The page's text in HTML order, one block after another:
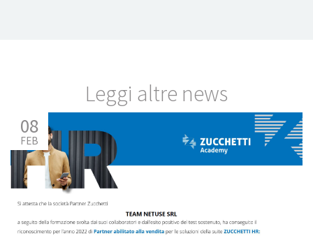
Leggi altre news
08
FEB